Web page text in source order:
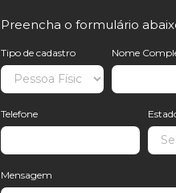
Preencha o formulário
Tipo de cadastro Nome
Telefone
Mensagem